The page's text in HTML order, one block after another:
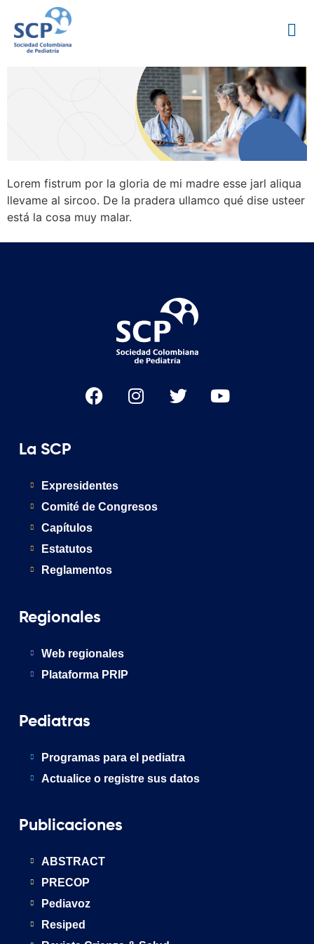
Lorem fistrum por la gloria de mi madre esse jarl aliqua
llevame al sircoo. De la pradera ullamco qué dise usteer
está la cosa muy malar.
La SCP
Expresidentes
Comité de Congresos
Capítulos
Estatutos
Reglamentos
Regionales
Web regionales
Plataforma PRIP
Pediatras
Programas para el pediatra
Actualice o registre sus datos
Publicaciones
ABSTRACT
PRECOP
Pediavoz
Resiped